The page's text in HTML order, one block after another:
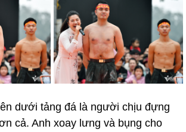
dưới tảng đá là người chịu đựng
cả. Anh xoay lưng và bụng cho